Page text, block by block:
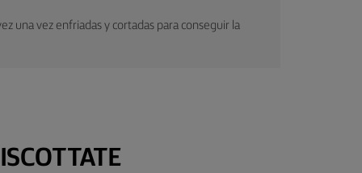
una vez enfriadas y cortadas para conseguir la